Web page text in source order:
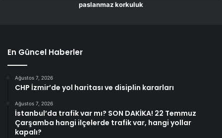
paslanmaz korkuluk
En Güncel Haberler
Ağustos 7, 2026
CHP İzmir’de yol haritası ve disiplin kararları
Ağustos 7, 2026
İstanbul’da trafik var mı? SON DAKİKA! 22 Temmuz
Çarşamba hangi ilçelerde trafik var, hangi yollar
kapalı?